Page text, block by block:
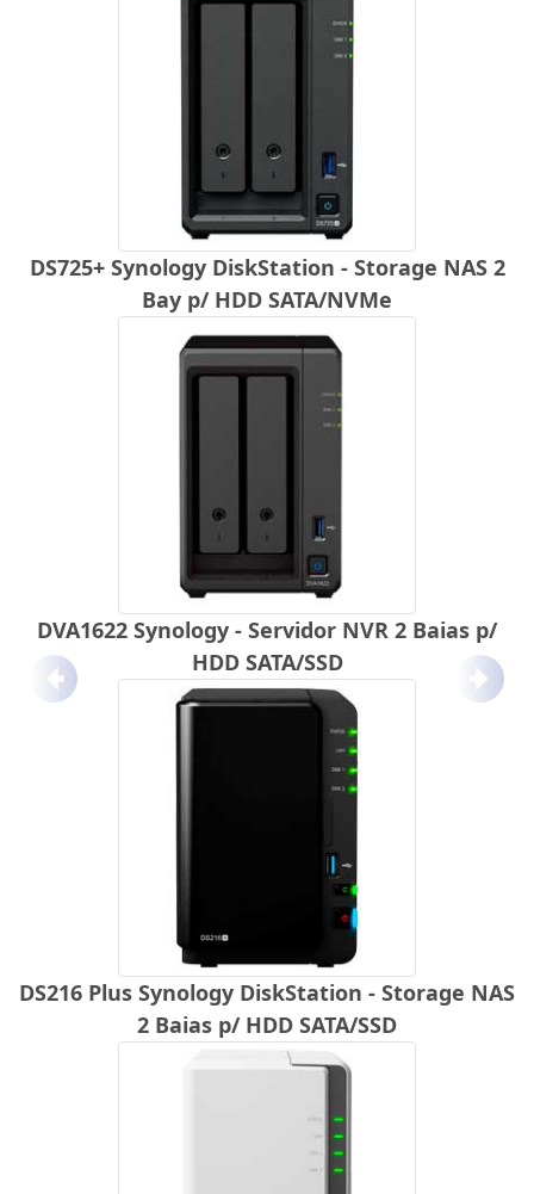
DS725+ Synology DiskStation - Storage NAS 2
Bay p/ HDD SATA/NVMe
DVA1622 Synology - Servidor NVR 2 Baias p/
HDD SATA/SSD
DS216 Plus Synology DiskStation - Storage NAS
2 Baias p/ HDD SATA/SSD
Anterior